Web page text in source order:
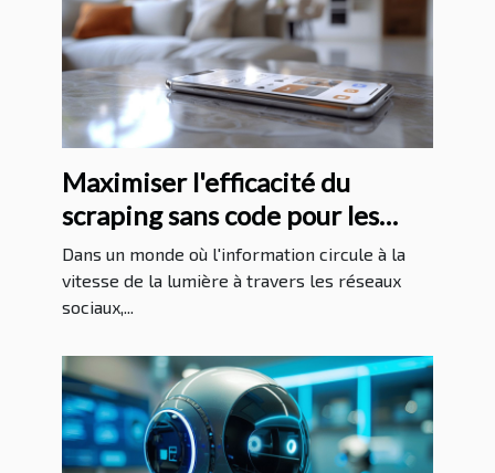
Maximiser l'efficacité du
scraping sans code pour les
réseaux sociaux
Dans un monde où l'information circule à la
vitesse de la lumière à travers les réseaux
sociaux,...